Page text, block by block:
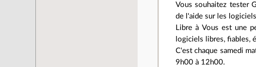
Vous souhaitez tester
de l'aide sur les
Libre à Vous est une
logiciels libres, fiables,
C'est chaque samedi
9h00 à 12h00.